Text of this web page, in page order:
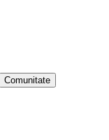
Comunitate